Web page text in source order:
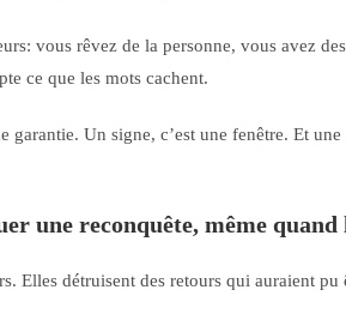
vous rêvez de la personne, vous avez
ce que les mots cachent.
garantie. Un signe, c’est une fenêtre. Et
une reconquête, même quand
Elles détruisent des retours qui auraient pu